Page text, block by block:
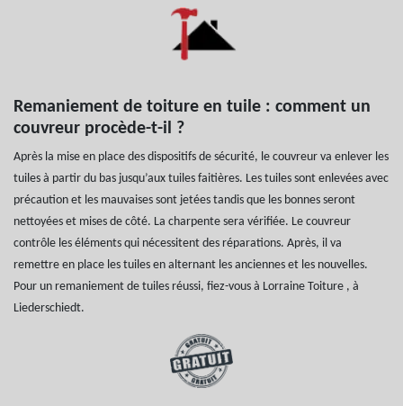
Remaniement de toiture en tuile : comment un
couvreur procède-t-il ?
Après la mise en place des dispositifs de sécurité, le couvreur va enlever les
tuiles à partir du bas jusqu’aux tuiles faitières. Les tuiles sont enlevées avec
précaution et les mauvaises sont jetées tandis que les bonnes seront
nettoyées et mises de côté. La charpente sera vérifiée. Le couvreur
contrôle les éléments qui nécessitent des réparations. Après, il va
remettre en place les tuiles en alternant les anciennes et les nouvelles.
Pour un remaniement de tuiles réussi, fiez-vous à Lorraine Toiture , à
Liederschiedt.